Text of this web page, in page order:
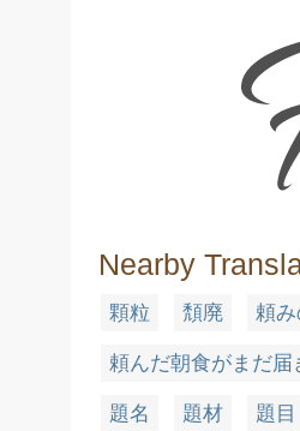
Nearby
顆粒 頽廃 頼み
頼んだ朝食がまだ届
題名 題材 題目